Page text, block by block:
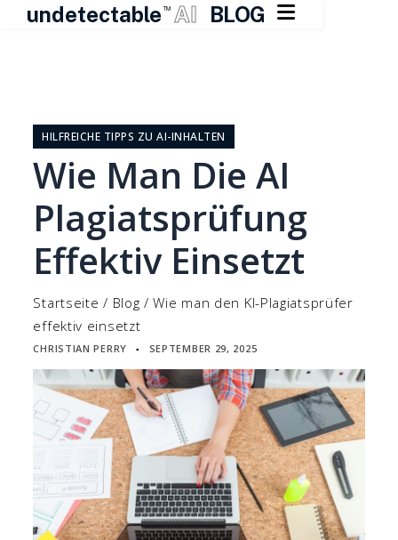
undetectable TM AI BLOG 
springenHILFREICHE TIPPS ZU AI-INHALTEN
Wie Man Die AI
Plagiatsprüfung
Effektiv Einsetzt
Startseite / Blog /Wie man den KI-Plagiatsprüfer
effektiv einsetzt
CHRISTIAN PERRY ▪ SEPTEMBER 29, 2025